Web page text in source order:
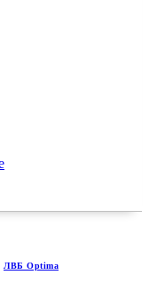
ЛВБ Optima